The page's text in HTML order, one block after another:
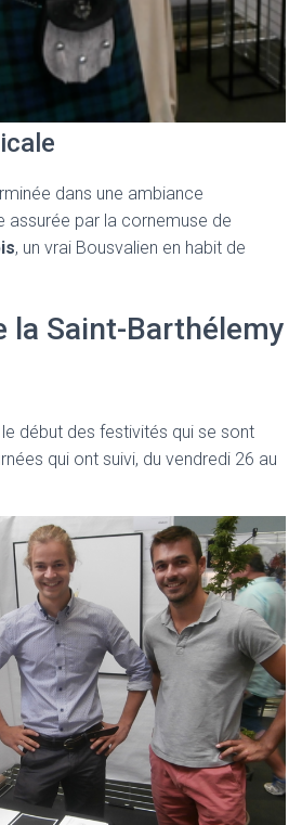
dans une ambiance
assurée par la cornemuse de
, un vrai Bousvalien en habit de
la Saint-Barthélemy
début des festivités qui se sont
qui ont suivi, du vendredi 26 au